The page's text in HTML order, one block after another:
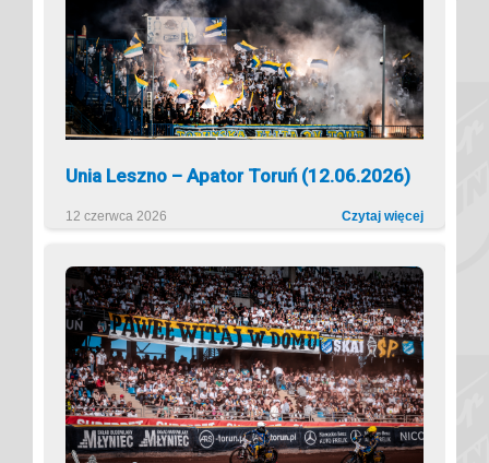
Unia Leszno – Apator Toruń (12.06.2026)
12 czerwca 2026 Czytaj więcej